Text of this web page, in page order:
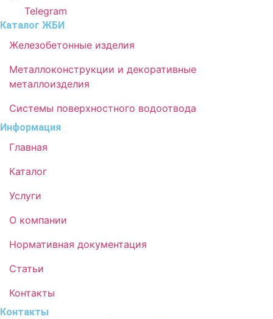
Telegram
Каталог ЖБИ
Железобетонные изделия
Металлоконструкции и декоративные
металлоизделия
Системы поверхностного водоотвода
Информация
Главная
Каталог
Услуги
О компании
Нормативная документация
Статьи
Контакты
Контакты